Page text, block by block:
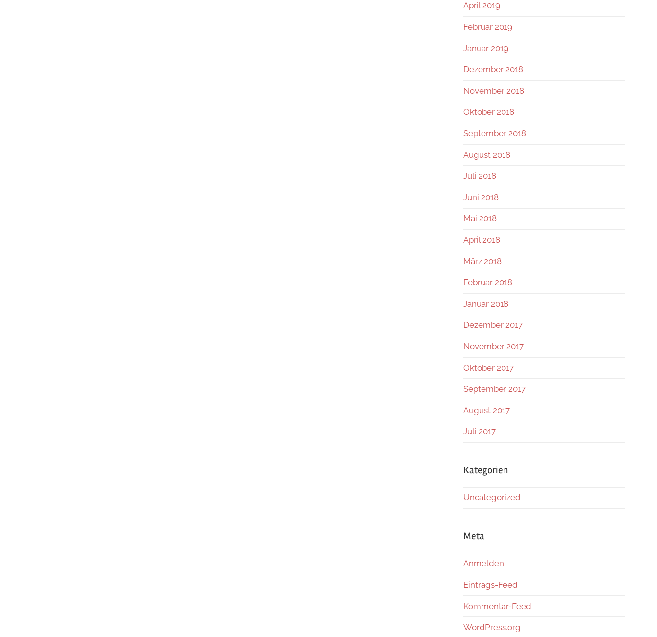
April 2019
Februar 2019
Januar 2019
Dezember 2018
November 2018
Oktober 2018
September 2018
August 2018
Juli 2018
Juni 2018
Mai 2018
April 2018
März 2018
Februar 2018
Januar 2018
Dezember 2017
November 2017
Oktober 2017
September 2017
August 2017
Juli 2017
Kategorien
Uncategorized
Meta
Anmelden
Eintrags-Feed
Kommentar-Feed
WordPress.org